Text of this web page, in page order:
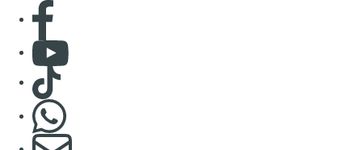
Consulter page Facebook
Consulter Youtube
Consulter TikTok
S'abonner à notre newsletter